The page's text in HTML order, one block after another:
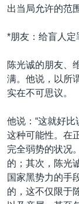
出当局允许的范
*朋友：给盲人定
陈光诚的朋友、
满。他说，以所
实在不可思议。
他说：“这就好
这种可能性。在
完全弱势的状况
的；其次，陈光
国家黑势力的手
的，这不仅限于